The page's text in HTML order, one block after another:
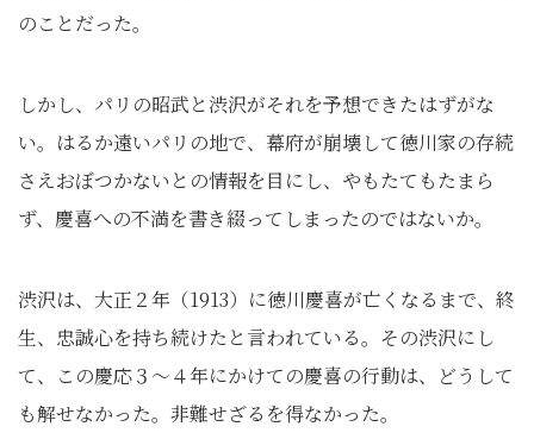
のことだった。
しかし、パリの昭武と渋沢がそれを予想できたはずがな
い。はるか遠いパリの地で、幕府が崩壊して徳川家の存続
さえおぼつかないとの情報を目にし、やもたてもたまら
ず、慶喜への不満を書き綴ってしまったのではないか。
渋沢は、大正２年（1913）に徳川慶喜が亡くなるまで、終
生、忠誠心を持ち続けたと言われている。その渋沢にし
て、この慶応３～４年にかけての慶喜の行動は、どうして
も解せなかった。非難せざるを得なかった。